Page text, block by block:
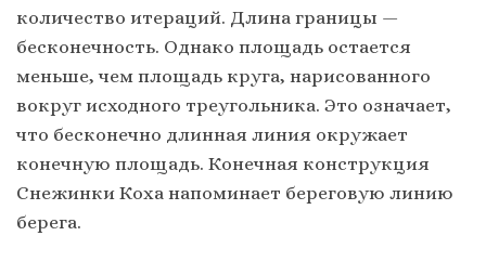
количество итераций. Длина границы —
бесконечность. Однако площадь остается
меньше, чем площадь круга, нарисованного
вокруг исходного треугольника. Это означает,
что бесконечно длинная линия окружает
конечную площадь. Конечная конструкция
Снежинки Коха напоминает береговую линию
берега.